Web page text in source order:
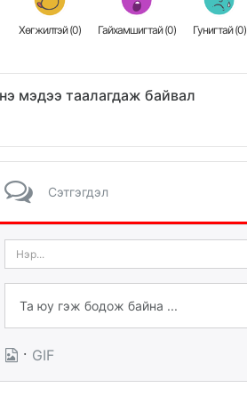
Хөгжилтэй (0) Гайхамшигтай (0) Гунигтай (0)
мэдээ таалагдаж байвал
Сэтгэгдэл
· GIF